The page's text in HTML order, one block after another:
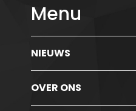
Menu
NIEUWS
OVER ONS